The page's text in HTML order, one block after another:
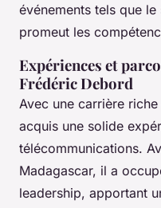
événements tels que
promeut les
Expériences et
Frédéric Debord
Avec une carrière
acquis une solide
télécommunications.
Madagascar, il a
leadership, apportant